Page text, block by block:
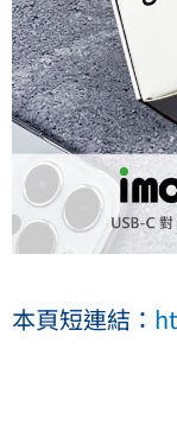
本頁短連結：